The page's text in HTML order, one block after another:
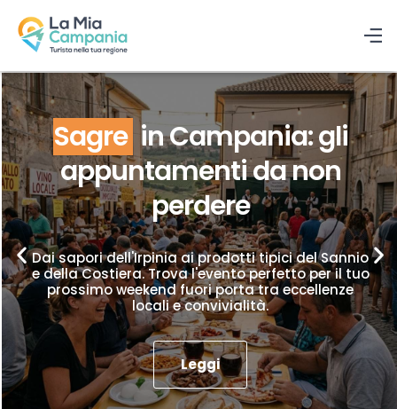
Sagre in Campania: gli
appuntamenti da non
perdere
Dai sapori dell'Irpinia ai prodotti tipici del Sannio
e della Costiera. Trova l'evento perfetto per il tuo
prossimo weekend fuori porta tra eccellenze
locali e convivialità.
Leggi